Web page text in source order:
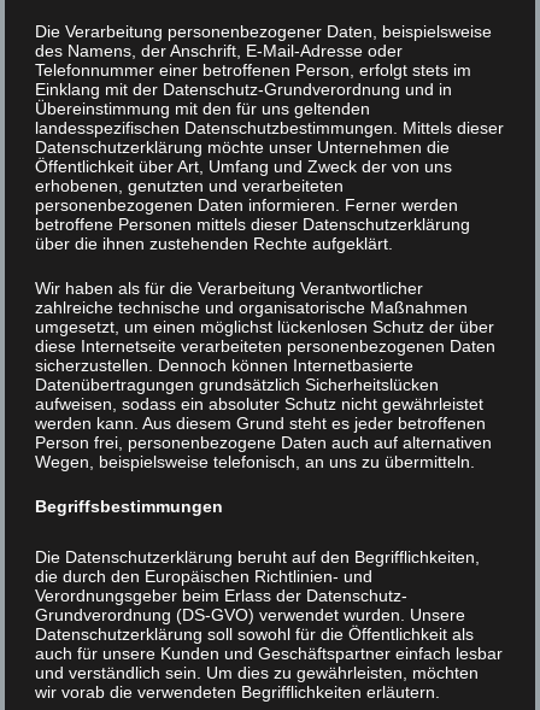
Datenschutzerklärung
Wer wir sind
Soziale Initiative Salzburg, Betreiber der Webseite
www.soziale-initiative.net
Welche
personenbezogenen
Daten wir sammeln und
warum wir sie sammeln
Wir sammeln keine personenbezogenen Daten
von BesucherInnen unserer Webseite.
Die Verarbeitung personenbezogener Daten, beispielsweise
des Namens, der Anschrift, E-Mail-Adresse oder
Telefonnummer einer betroffenen Person, erfolgt stets im
Einklang mit der Datenschutz-Grundverordnung und in
Übereinstimmung mit den für uns geltenden
landesspezifischen Datenschutzbestimmungen. Mittels dieser
Datenschutzerklärung möchte unser Unternehmen die
Öffentlichkeit über Art, Umfang und Zweck der von uns
erhobenen, genutzten und verarbeiteten
personenbezogenen Daten informieren. Ferner werden
betroffene Personen mittels dieser Datenschutzerklärung
über die ihnen zustehenden Rechte aufgeklärt.
Wir haben als für die Verarbeitung Verantwortlicher
zahlreiche technische und organisatorische Maßnahmen
umgesetzt, um einen möglichst lückenlosen Schutz der über
diese Internetseite verarbeiteten personenbezogenen Daten
sicherzustellen. Dennoch können Internetbasierte
Datenübertragungen grundsätzlich Sicherheitslücken
aufweisen, sodass ein absoluter Schutz nicht gewährleistet
werden kann. Aus diesem Grund steht es jeder betroffenen
Person frei, personenbezogene Daten auch auf alternativen
Wegen, beispielsweise telefonisch, an uns zu übermitteln.
Begriffsbestimmungen
Die Datenschutzerklärung beruht auf den Begrifflichkeiten,
die durch den Europäischen Richtlinien- und
Verordnungsgeber beim Erlass der Datenschutz-
Grundverordnung (DS-GVO) verwendet wurden. Unsere
Datenschutzerklärung soll sowohl für die Öffentlichkeit als
auch für unsere Kunden und Geschäftspartner einfach lesbar
und verständlich sein. Um dies zu gewährleisten, möchten
wir vorab die verwendeten Begrifflichkeiten erläutern.